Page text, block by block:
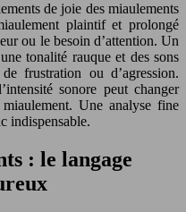
de joie des miaulements
plaintif et prolongé
ou le besoin d’attention. Un
tonalité rauque et des sons
frustration ou d’agression.
sonore peut changer
Une analyse fine
indispensable.
: le langage